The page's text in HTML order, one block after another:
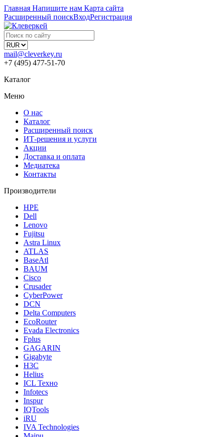
Главная Напишите нам Карта сайта
Расширенный поискВходРегистрация
mail@cleverkey.ru
+7 (495) 477-51-70
Каталог
Меню
О нас
Каталог
Расширенный поиск
ИТ-решения и услуги
Акции
Доставка и оплата
Медиатека
Контакты
Производители
HPE
Dell
Lenovo
Fujitsu
Astra Linux
ATLAS
BaseAtl
BAUM
Cisco
Crusader
CyberPower
DCN
Delta Computers
EcoRouter
Evada Electronics
Fplus
GAGARIN
Gigabyte
H3C
Helius
ICL Техно
Infotecs
Inspur
IQTools
iRU
IVA Technologies